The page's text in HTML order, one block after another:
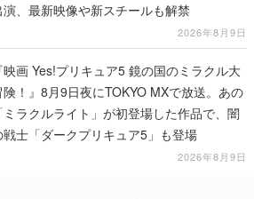
演、最新映像や新スチールも解禁
2026年8月9日
映画 Yes!プリキュア5 鏡の国のミラクル大
険！』8月9日夜にTOKYO MXで放送。あの
ミラクルライト」が初登場した作品で、闇
戦士「ダークプリキュア5」も登場
2026年8月9日